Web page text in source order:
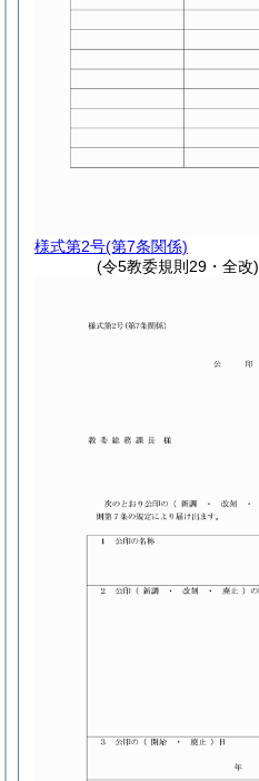
様式第2号(第7条関係)
(令5教委規則29・全改)